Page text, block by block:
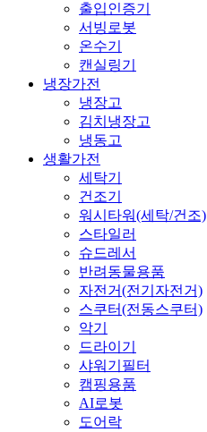
출입인증기
서빙로봇
온수기
캔실링기
냉장가전
냉장고
김치냉장고
냉동고
생활가전
세탁기
건조기
워시타워(세탁/건조)
스타일러
슈드레서
반려동물용품
자전거(전기자전거)
스쿠터(전동스쿠터)
악기
드라이기
샤워기필터
캠핑용품
AI로봇
도어락